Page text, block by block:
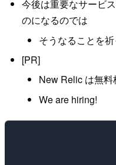
今後は重要なサービ
のになるのでは
そうなることを
[PR]
New Relic は無料
We are hiring!